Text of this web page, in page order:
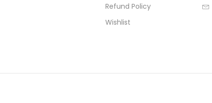
Refund Policy
Wishlist